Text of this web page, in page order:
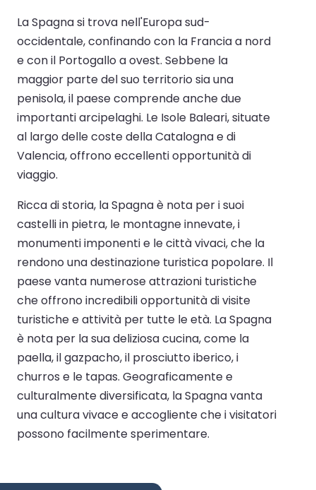
La Spagna si trova nell'Europa sud-
occidentale, confinando con la Francia a nord
e con il Portogallo a ovest. Sebbene la
maggior parte del suo territorio sia una
penisola, il paese comprende anche due
importanti arcipelaghi. Le Isole Baleari, situate
al largo delle coste della Catalogna e di
Valencia, offrono eccellenti opportunità di
viaggio.
Ricca di storia, la Spagna è nota per i suoi
castelli in pietra, le montagne innevate, i
monumenti imponenti e le città vivaci, che la
rendono una destinazione turistica popolare. Il
paese vanta numerose attrazioni turistiche
che offrono incredibili opportunità di visite
turistiche e attività per tutte le età. La Spagna
è nota per la sua deliziosa cucina, come la
paella, il gazpacho, il prosciutto iberico, i
churros e le tapas. Geograficamente e
culturalmente diversificata, la Spagna vanta
una cultura vivace e accogliente che i visitatori
possono facilmente sperimentare.